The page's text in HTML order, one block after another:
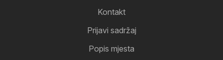
Kontakt
Prijavi sadržaj
Popis mjesta